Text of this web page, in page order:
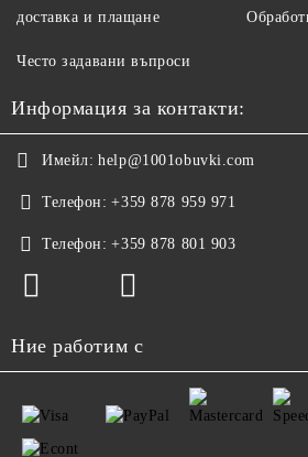
доставка и плащане
Често задавани въпроси
Информация за контакти:
Имейл: help@1001obuvki.com
Телефон: +359 878 959 971
Телефон: +359 878 801 903
Ние работим с